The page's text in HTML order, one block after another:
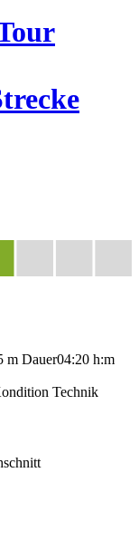
m Dauer04:20 h:m
Technik